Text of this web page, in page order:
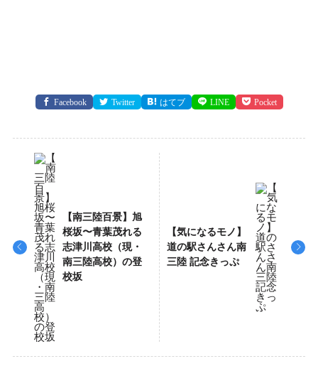
Facebook Twitter はてブ LINE Pocket
【南三陸百景】旭
桜坂〜青葉茂れる
志津川高校（現・
南三陸高校）の登
校坂
【気になるモノ】
道の駅さんさん南
三陸 記念きっぷ